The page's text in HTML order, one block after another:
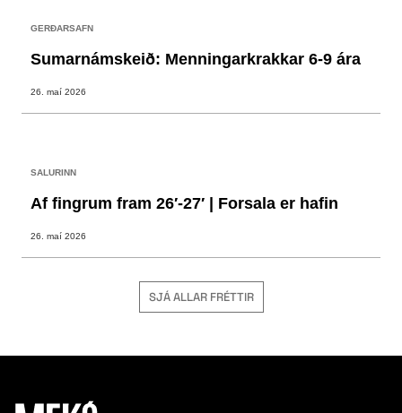
GERÐARSAFN
Sumarnámskeið: Menningarkrakkar 6-9 ára
26. maí 2026
SALURINN
Af fingrum fram 26′-27′ | Forsala er hafin
26. maí 2026
SJÁ ALLAR FRÉTTIR